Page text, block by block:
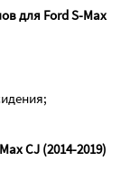
для Ford S-Max
CJ (2014-2019)